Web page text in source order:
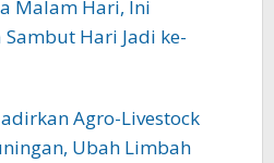
Malam Hari, Ini
Sambut Hari Jadi ke-
Agro-Livestock
Ubah Limbah